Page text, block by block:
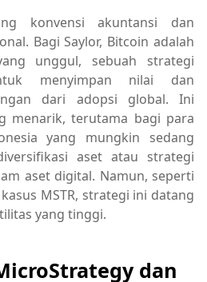
konvensi akuntansi dan
Bagi Saylor, Bitcoin adalah
unggul, sebuah strategi
menyimpan nilai dan
dari adopsi global. Ini
menarik, terutama bagi para
yang mungkin sedang
aset atau strategi
aset digital. Namun, seperti
MSTR, strategi ini datang
yang tinggi.
dan